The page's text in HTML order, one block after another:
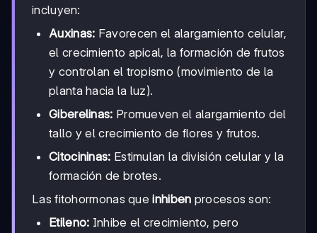
incluyen:
Auxinas: Favorecen el alargamiento celular,
el crecimiento apical, la formación de frutos
y controlan el tropismo (movimiento de la
planta hacia la luz).
Giberelinas: Promueven el alargamiento del
tallo y el crecimiento de flores y frutos.
Citocininas: Estimulan la división celular y la
formación de brotes.
Las fitohormonas queinhiben procesos son:
Etileno: Inhibe el crecimiento, pero